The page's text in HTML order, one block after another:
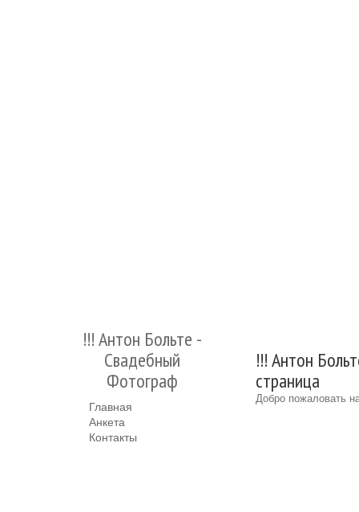
!!! Антон Больте -
Свадебный
Фотограф
Главная
Анкета
Контакты
!!! Антон
страница
Добро пожаловать